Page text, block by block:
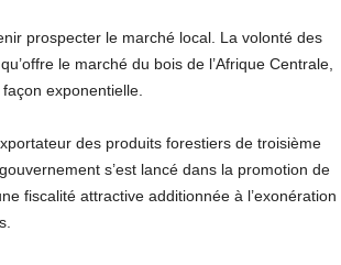
prospecter le marché local. La volonté des
le marché du bois de l’Afrique Centrale,
exponentielle.
des produits forestiers de troisième
s’est lancé dans la promotion de
fiscalité attractive additionnée à l’exonération